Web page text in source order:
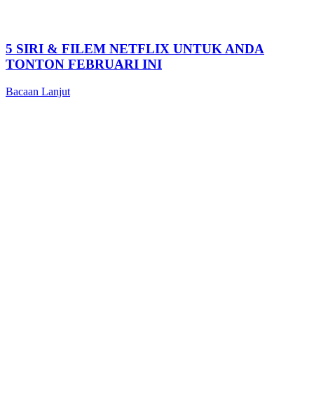
5 SIRI & FILEM NETFLIX UNTUK ANDA
TONTON FEBRUARI INI
Bacaan Lanjut